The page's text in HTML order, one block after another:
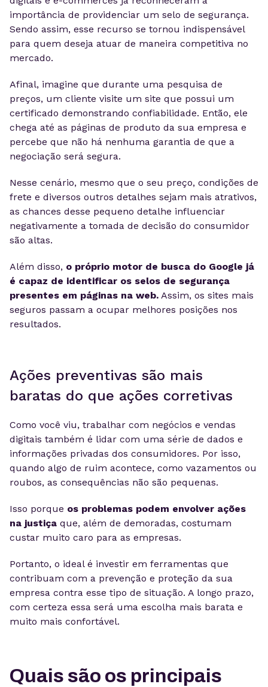
importância de providenciar um selo de segurança.
Sendo assim, esse recurso se tornou indispensável
para quem deseja atuar de maneira competitiva no
mercado.
Afinal, imagine que durante uma pesquisa de
preços, um cliente visite um site que possui um
certificado demonstrando confiabilidade. Então, ele
chega até as páginas de produto da sua empresa e
percebe que não há nenhuma garantia de que a
negociação será segura.
Nesse cenário, mesmo que o seu preço, condições de
frete e diversos outros detalhes sejam mais atrativos,
as chances desse pequeno detalhe influenciar
negativamente a tomada de decisão do consumidor
são altas.
Além disso, o próprio motor de busca do Google já
é capaz de identificar os selos de segurança
presentes em páginas na web. Assim, os sites mais
seguros passam a ocupar melhores posições nos
resultados.
Ações preventivas são mais
baratas do que ações corretivas
Como você viu, trabalhar com negócios e vendas
digitais também é lidar com uma série de dados e
informações privadas dos consumidores. Por isso,
quando algo de ruim acontece, como vazamentos ou
roubos, as consequências não são pequenas.
Isso porque os problemas podem envolver ações
na justiça que, além de demoradas, costumam
custar muito caro para as empresas.
Portanto, o ideal é investir em ferramentas que
contribuam com a prevenção e proteção da sua
empresa contra esse tipo de situação. A longo prazo,
com certeza essa será uma escolha mais barata e
muito mais confortável.
Quais são os principais